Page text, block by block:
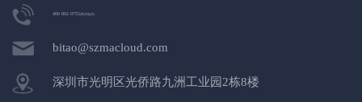
400 802 0755(售后电话)
bitao@szmacloud.com
深圳市光明区光侨路九洲工业园2栋8楼